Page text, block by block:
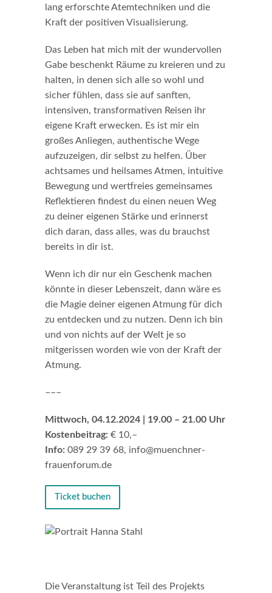
lang erforschte Atemtechniken und die
Kraft der positiven Visualisierung.
Das Leben hat mich mit der wundervollen
Gabe beschenkt Räume zu kreieren und zu
halten, in denen sich alle so wohl und
sicher fühlen, dass sie auf sanften,
intensiven, transformativen Reisen ihr
eigene Kraft erwecken. Es ist mir ein
großes Anliegen, authentische Wege
aufzuzeigen, dir selbst zu helfen. Über
achtsames und heilsames Atmen, intuitive
Bewegung und wertfreies gemeinsames
Reflektieren findest du einen neuen Weg
zu deiner eigenen Stärke und erinnerst
dich daran, dass alles, was du brauchst
bereits in dir ist.
Wenn ich dir nur ein Geschenk machen
könnte in dieser Lebenszeit, dann wäre es
die Magie deiner eigenen Atmung für dich
zu entdecken und zu nutzen. Denn ich bin
und von nichts auf der Welt je so
mitgerissen worden wie von der Kraft der
Atmung.
–––
Mittwoch, 04.12.2024 | 19.00 – 21.00 Uhr
Kostenbeitrag: € 10,–
Info: 089 29 39 68, info@muenchner-
frauenforum.de
Ticket buchen
Die Veranstaltung ist Teil des Projekts